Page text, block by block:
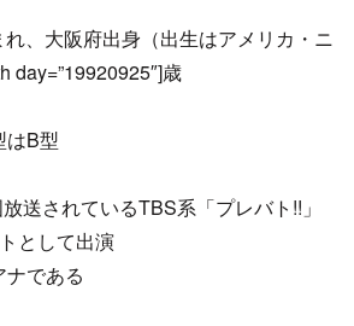
、大阪府出身（出生はアメリカ・ニ
day=”19920925″]歳
はB型
送されているTBS系「プレバト!!」
として出演
である